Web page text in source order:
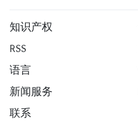
知识产权
RSS
语言
新闻服务
联系